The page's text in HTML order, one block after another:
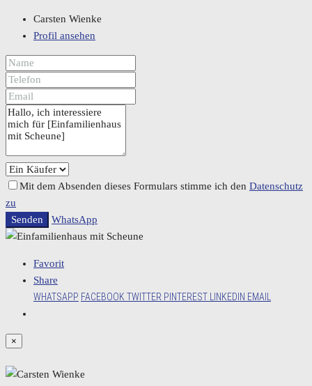
Carsten Wienke
Profil ansehen
Mit dem Absenden dieses Formulars stimme ich den Datenschutz
zu
Senden
WhatsApp
Favorit
Share
WHATSAPP FACEBOOK TWITTER PINTEREST LINKEDIN EMAIL
×